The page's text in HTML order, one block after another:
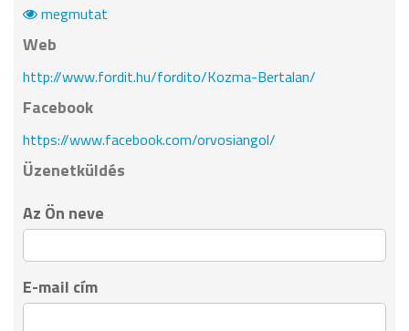
megmutat
Web
http://www.fordit.hu/fordito/Kozma-Bertalan/
Facebook
https://www.facebook.com/orvosiangol/
Üzenetküldés
Az Ön neve
E-mail cím